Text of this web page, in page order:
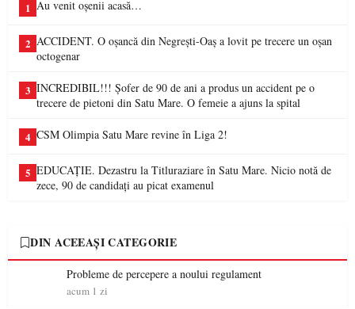
1 Au venit oșenii acasă…
2 ACCIDENT. O oșancă din Negrești-Oaș a lovit pe trecere un oșan
octogenar
3 INCREDIBIL!!! Șofer de 90 de ani a produs un accident pe o
trecere de pietoni din Satu Mare. O femeie a ajuns la spital
4 CSM Olimpia Satu Mare revine în Liga 2!
5 EDUCAȚIE. Dezastru la Titluraziare în Satu Mare. Nicio notă de
zece, 90 de candidați au picat examenul
DIN ACEEAȘI CATEGORIE
Probleme de percepere a noului regulament
acum 1 zi